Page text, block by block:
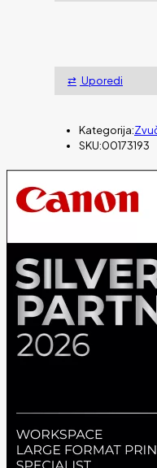
Uporedi
Kategorija:
SKU:00173193